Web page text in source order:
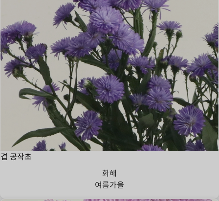
겹 공작초
화해
여름가을